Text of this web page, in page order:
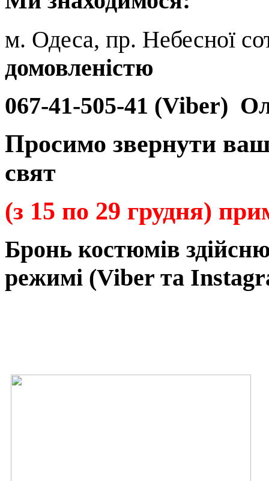
м. Одеса, пр. Небесної
домовленістю
067-41-505-41 (Viber)
Просимо звернути
свят
(з 15 по 29 грудня)
Бронь костюмів
режимі (Viber та